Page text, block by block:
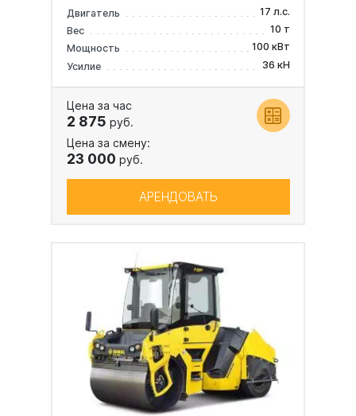
Двигатель
17 л.с.
Вес
10 т
Мощность
100 кВт
Усилие
36 кН
Цена за час
2 875 руб.
Цена за смену:
23 000 руб.
АРЕНДОВАТЬ